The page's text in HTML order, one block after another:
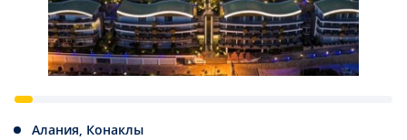
Алания, Конаклы